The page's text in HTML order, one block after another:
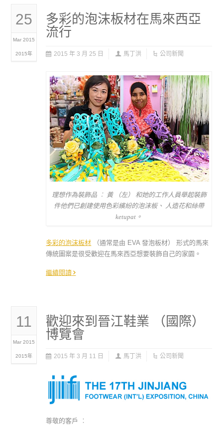
25
Mar 2015
2015年
多彩的泡沫板材在馬來西亞
流行
2015 年 3 月 25 日 馬丁洪 公司新聞
理想作為裝飾品 ︰ 黃 （左） 和她的工作人員舉起裝飾
件他們已創建使用色彩繽紛的泡沫板、 人造花和絲帶
ketupat。
多彩的泡沫板材 （通常是由 EVA 發泡板材） 形式的馬來
傳統圖案是很受歡迎在馬來西亞想要裝飾自己的家園。
繼續閱讀
11
Mar 2015
2015年
歡迎來到晉江鞋業 （國際）
博覽會
2015 年 3 月 11 日 馬丁洪 公司新聞
尊敬的客戶 ︰